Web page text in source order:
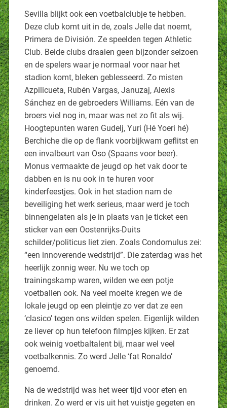
Sevilla blijkt ook een voetbalclubje te hebben.
Deze club komt uit in de, zoals Jelle dat noemt,
Primera de División. Ze speelden tegen Athletic
Club. Beide clubs draaien geen bijzonder seizoen
en de spelers waar je normaal voor naar het
stadion komt, bleken geblesseerd. Zo misten
Azpilicueta, Rubén Vargas, Januzaj, Alexis
Sánchez en de gebroeders Williams. Eén van de
broers viel nog in, maar was net zo fit als wij.
Hoogtepunten waren Gudelj, Yuri (Hé Yoeri hé)
Berchiche die op de flank voorbijkwam geflitst en
een invalbeurt van Oso (Spaans voor beer).
Monus vermaakte de jeugd op het vak door te
dabben en is nu ook in te huren voor
kinderfeestjes. Ook in het stadion nam de
beveiliging het werk serieus, maar werd je toch
binnengelaten als je in plaats van je ticket een
sticker van een Oostenrijks-Duits
schilder/politicus liet zien. Zoals Condomulus zei:
“een innoverende wedstrijd”. Die zaterdag was het
heerlijk zonnig weer. Nu we toch op
trainingskamp waren, wilden we een potje
voetballen ook. Na veel moeite kregen we de
lokale jeugd op een pleintje zo ver dat ze een
‘clasico’ tegen ons wilden spelen. Eigenlijk wilden
ze liever op hun telefoon filmpjes kijken. Er zat
ook weinig voetbaltalent bij, maar wel veel
voetbalkennis. Zo werd Jelle ‘fat Ronaldo’
genoemd.
Na de wedstrijd was het weer tijd voor eten en
drinken. Zo werd er vis uit het vuistje gegeten en